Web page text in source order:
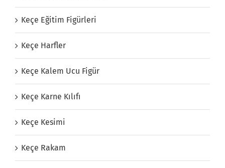
Keçe Eğitim Figürleri
Keçe Harfler
Keçe Kalem Ucu Figür
Keçe Karne Kılıfı
Keçe Kesimi
Keçe Rakam